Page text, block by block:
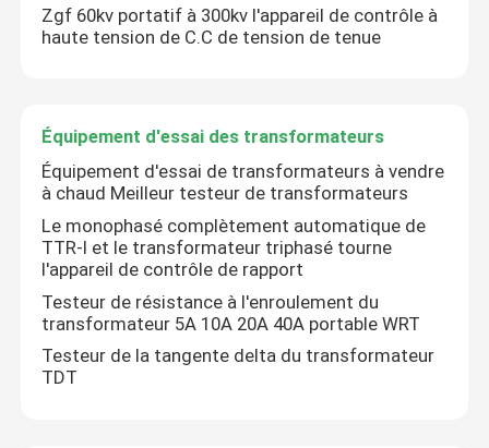
À la maison
Zgf 60kv portatif à 300kv l'appareil de contrôle à
haute tension de C.C de tension de tenue
Équipement d'essai des transformateurs
Équipement d'essai de transformateurs à vendre
à chaud Meilleur testeur de transformateurs
Le monophasé complètement automatique de
TTR-I et le transformateur triphasé tourne
l'appareil de contrôle de rapport
Testeur de résistance à l'enroulement du
transformateur 5A 10A 20A 40A portable WRT
Testeur de la tangente delta du transformateur
TDT